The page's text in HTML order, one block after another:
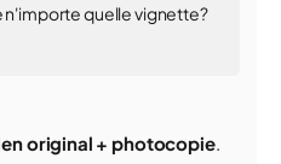
quelle vignette?
original + photocopie.